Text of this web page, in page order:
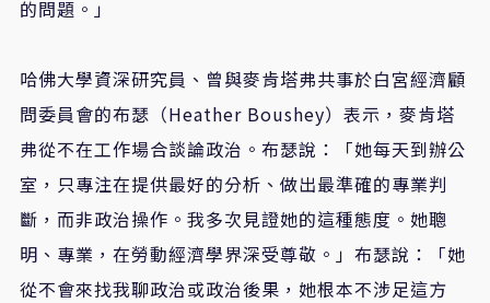
的問題。」
哈佛大學資深研究員、曾與麥肯塔弗共事於白宮經濟顧
問委員會的布瑟（Heather Boushey）表示，麥肯塔
弗從不在工作場合談論政治。布瑟說：「她每天到辦公
室，只專注在提供最好的分析、做出最準確的專業判
斷，而非政治操作。我多次見證她的這種態度。她聰
明、專業，在勞動經濟學界深受尊敬。」布瑟說：「她
從不會來找我聊政治或政治後果，她根本不涉足這方